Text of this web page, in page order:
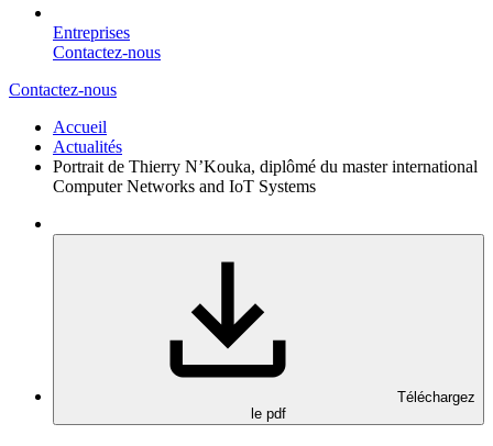
Entreprises
Contactez-nous
Contactez-nous
Accueil
Actualités
Portrait de Thierry N’Kouka, diplômé du master international
Computer Networks and IoT Systems
Téléchargez
le pdf